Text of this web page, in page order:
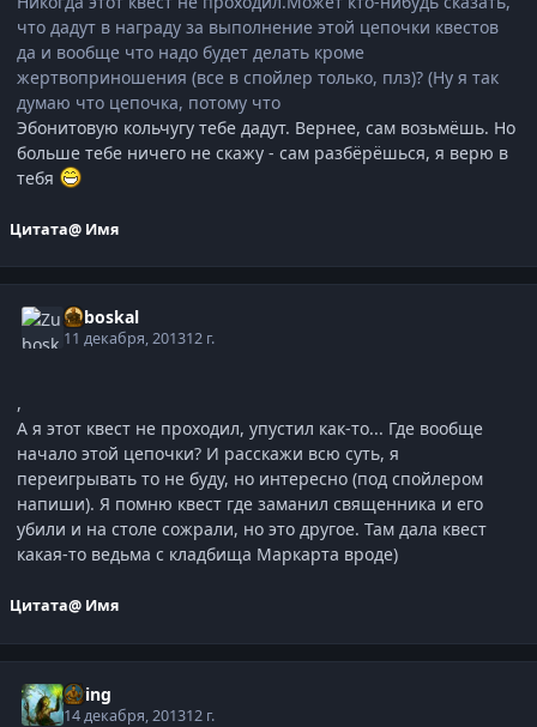
что дадут в награду за выполнение этой цепочки квестов
да и вообще что надо будет делать кроме
жертвоприношения (все в спойлер только, плз)? (Ну я так
думаю что цепочка, потому что
Эбонитовую кольчугу тебе дадут. Вернее, сам возьмёшь. Но
больше тебе ничего не скажу - сам разбёрёшься, я верю в
тебя
Цитата@ Имя
Zuboskal
11 декабря, 201312 г.
,
А я этот квест не проходил, упустил как-то... Где вообще
начало этой цепочки? И расскажи всю суть, я
переигрывать то не буду, но интересно (под спойлером
напиши). Я помню квест где заманил священника и его
убили и на столе сожрали, но это другое. Там дала квест
какая-то ведьма с кладбища Маркарта вроде)
Цитата@ Имя
Elring
14 декабря, 201312 г.